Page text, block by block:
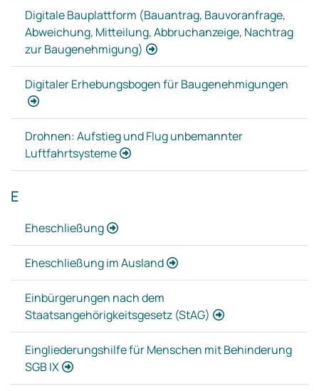
Digitale Bauplattform (Bauantrag, Bauvoranfrage,
Abweichung, Mitteilung, Abbruchanzeige, Nachtrag
zur Baugenehmigung)
Digitaler Erhebungsbogen für Baugenehmigungen
Drohnen: Aufstieg und Flug unbemannter
Luftfahrtsysteme
E
Eheschließung
Eheschließung im Ausland
Einbürgerungen nach dem
Staatsangehörigkeitsgesetz (StAG)
Eingliederungshilfe für Menschen mit Behinderung
SGB IX